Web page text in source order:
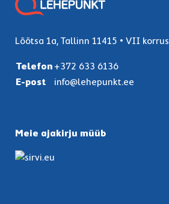
Lõõtsa 1a, Tallinn 11415 • VII korrus
Telefon+372 633 6136
E-post
info@lehepunkt.ee
Meie ajakirju müüb